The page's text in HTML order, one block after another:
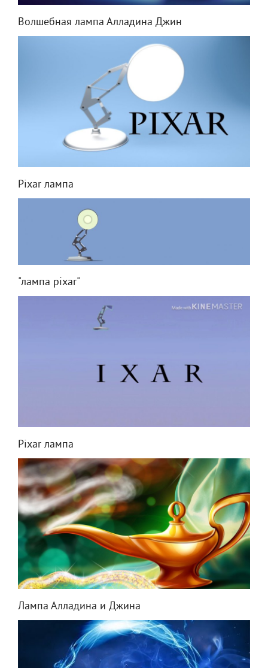
Волшебная лампа Алладина Джин
Pixar лампа
"лампа pixar"
Pixar лампа
Лампа Алладина и Джина